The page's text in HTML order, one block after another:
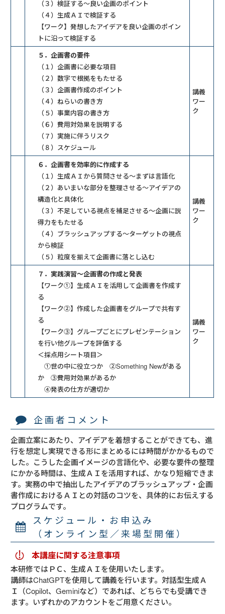
（３）検証する～良い企画のポイント
（４）生成ＡＩで検証する
【ワーク】発想したアイデアを良い企画のポイン
トに沿って検証する
５．企画書の要件
（１）企画書に必要な項目
（２）数字で根拠をもたせる
（３）企画書作成のポイント
（４）ねらいの書き方
（５）事業内容の書き方
（６）費用対効果を説明する
（７）実施に伴うリスク
（８）スケジュール
講義
ワー
ク
６．企画書を効率的に作成する
（１）生成ＡＩから質問させる～まずは言語化
（２）あいまいな部分を整理させる～アイデアの
構造化と具体化
（３）不足している視点を補足させる～企画に説
得力をもたせる
（４）ブラッシュアップする～ターゲットの視点
から検証
（５）粒度を揃えて企画書に落とし込む
講義
ワー
ク
７．実践演習～企画書の作成と発表
【ワーク①】生成ＡＩを活用して企画書を作成す
る
【ワーク②】作成した企画書をグループで共有す
る
【ワーク③】グループごとにプレゼンテーション
を行い他グループを評価する
＜採点用シート項目＞
①世の中に役立つか ②Something Newがある
か ③費用対効果があるか
④発表の仕方が適切か
講義
ワー
ク
企画者コメント
企画立案にあたり、アイデアを着想することができても、進
行を想定し実現できる形にまとめるには時間がかかるもので
した。こうした企画イメージの言語化や、必要な要件の整理
にかかる時間は、生成ＡＩを活用すれば、かなり短縮できま
す。実務の中で抽出したアイデアのブラッシュアップ・企画
書作成におけるＡＩとの対話のコツを、具体的にお伝えする
プログラムです。
スケジュール・お申込み
（オンライン型／来場型開催）
本講座に関する注意事項
本研修ではＰＣ、生成ＡＩを使用いたします。
講師はChatGPTを使用して講義を行います。対話型生成Ａ
Ｉ（Copilot、Geminiなど）であれば、どちらでも受講でき
ます。いずれかのアカウントをご用意ください。